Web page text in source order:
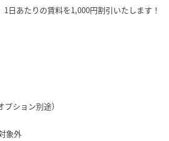
日あたりの賃料を1,000円割引いたします！
ション別途）
象外